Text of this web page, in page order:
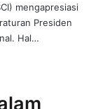
mengapresiasi
Presiden
Hal…